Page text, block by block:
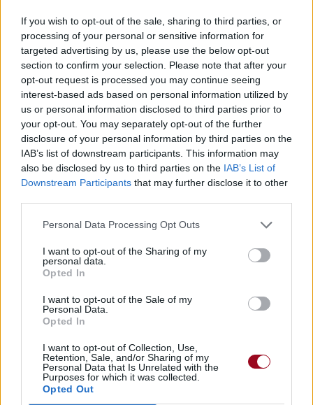
If you wish to opt-out of the sale, sharing to third parties, or
processing of your personal or sensitive information for
targeted advertising by us, please use the below opt-out
section to confirm your selection. Please note that after your
opt-out request is processed you may continue seeing
interest-based ads based on personal information utilized by
us or personal information disclosed to third parties prior to
your opt-out. You may separately opt-out of the further
disclosure of your personal information by third parties on the
IAB’s list of downstream participants. This information may
also be disclosed by us to third parties on the IAB’s List of
Downstream Participants that may further disclose it to other
Personal Data Processing Opt Outs
I want to opt-out of the Sharing of my
personal data.
Opted In
I want to opt-out of the Sale of my
Personal Data.
Opted In
I want to opt-out of Collection, Use,
Retention, Sale, and/or Sharing of my
Personal Data that Is Unrelated with the
Purposes for which it was collected.
Opted Out
(Taylor Swift, Ice Spice)
Karma is my boyfriend
Karma is a god (Ah)
Karma is my bestie (Mmm)
Karma's a relaxing thought
Karma's gonna hold you down
Le karma est mon petit ami
Le karma est un dieu (Ah)
Le Karma est ma meilleure amie (Mmm)
Le karma est une pensée relaxante
Le karma va te retenir